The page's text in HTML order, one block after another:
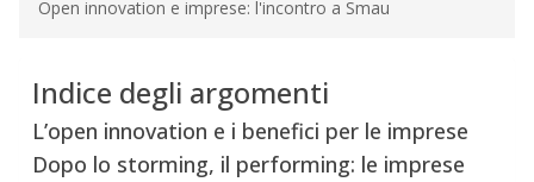
Open innovation e imprese: l'incontro a Smau
Indice degli argomenti
L’open innovation e i benefici per le imprese
Dopo lo storming, il performing: le imprese